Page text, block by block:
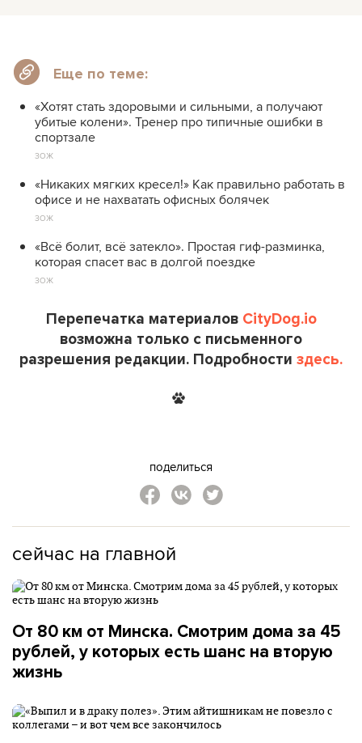
Еще по теме:
«Хотят стать здоровыми и сильными, а получают
убитые колени». Тренер про типичные ошибки в
спортзале
ЗОЖ
«Никаких мягких кресел!» Как правильно работать в
офисе и не нахватать офисных болячек
ЗОЖ
«Всё болит, всё затекло». Простая гиф-разминка,
которая спасет вас в долгой поездке
ЗОЖ
Перепечатка материалов CityDog.io
возможна только с письменного
разрешения редакции. Подробности здесь.
поделиться
сейчас на главной
От 80 км от Минска. Смотрим дома за 45
рублей, у которых есть шанс на вторую
жизнь